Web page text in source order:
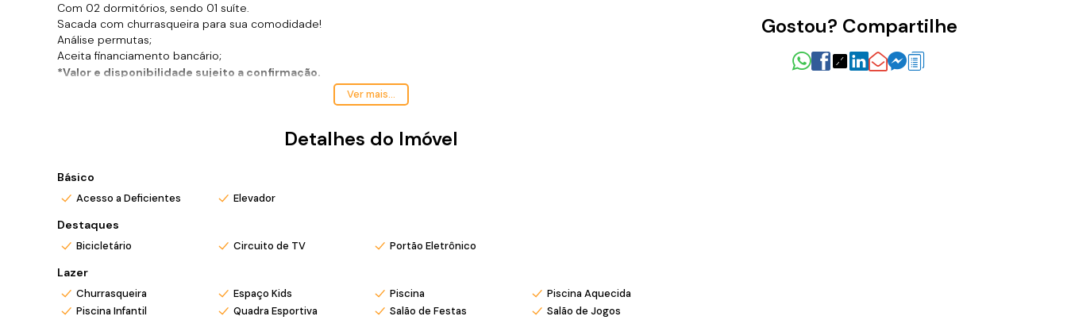
Com 02 dormitórios, sendo 01 suíte.
Sacada com churrasqueira para sua comodidade!
Análise permutas;
Aceita financiamento bancário;
*Valor e disponibilidade sujeito a confirmação.
*Atendo também em finais de semana e feriados com pré agendamento.
*Ligue ou envie WhatsApp (47) 9 9705-6188. Siga meu Instagram @ronei_jaciel
Ver mais...
Detalhes do Imóvel
Básico
Acesso a Deficientes Elevador
Destaques
Bicicletário Circuito de TV Portão Eletrônico
Lazer
Churrasqueira Espaço Kids Piscina
Piscina Aquecida
Piscina Infantil
Quadra Esportiva Salão de Festas
Salão de Jogos
Gostou? Compartilhe